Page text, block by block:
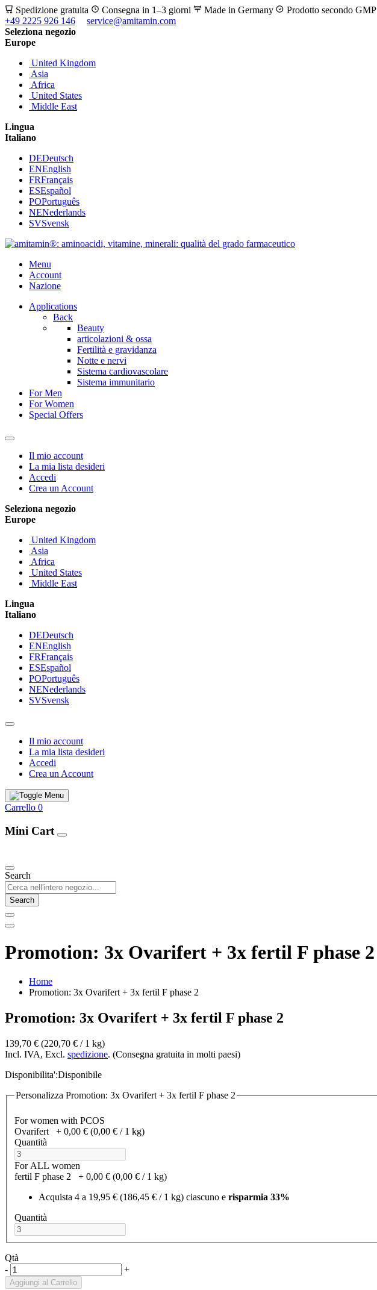
Spedizione gratuita Consegna in 1–3 giorni Made in Germany
Prodotto secondo GMP
+49 2225 926 146
service@amitamin.com
Seleziona negozio
Europe
United Kingdom
Asia
Africa
United States
Middle East
Lingua
Italiano
DEDeutsch
ENEnglish
FRFrançais
ESEspañol
POPortuguês
NENederlands
SVSvensk
Menu
Account
Nazione
Applications
Back
Beauty
articolazioni & ossa
Fertilità e gravidanza
Notte e nervi
Sistema cardiovascolare
Sistema immunitario
For Men
For Women
Special Offers
Il mio account
La mia lista desideri
Accedi
Crea un Account
Seleziona negozio
Europe
United Kingdom
Asia
Africa
United States
Middle East
Lingua
Italiano
DEDeutsch
ENEnglish
FRFrançais
ESEspañol
POPortuguês
NENederlands
SVSvensk
Il mio account
La mia lista desideri
Accedi
Crea un Account
Carrello 0
Mini Cart
Search
Search
Promotion: 3x Ovarifert + 3x fertil F phase 2
Home
Promotion: 3x Ovarifert + 3x fertil F phase 2
Promotion: 3x Ovarifert + 3x fertil F phase 2
139,70 € (220,70 €­ / 1 kg)
Incl. IVA, Excl. spedizione. (Consegna gratuita in molti paesi)
Disponibilita':Disponibile
Personalizza Promotion: 3x Ovarifert + 3x fertil F phase 2
For women with PCOS
Ovarifert
+ 0,00 € (0,00 €­ / 1 kg)
Quantità
For ALL women
fertil F phase 2
+ 0,00 € (0,00 €­ / 1 kg)
Acquista 4 a 19,95 € (186,45 €­ / 1 kg) ciascuno e risparmia 33%
Quantità
Qtà
-
+
Aggiungi al Carrello